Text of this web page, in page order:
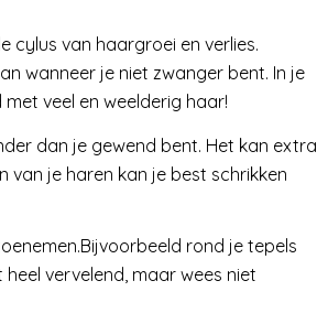
cylus van haargroei en verlies.
wanneer je niet zwanger bent. In je
veel en weelderig haar!
dan je gewend bent. Het kan extra
van je haren kan je best schrikken
rond je tepels
vervelend, maar wees niet